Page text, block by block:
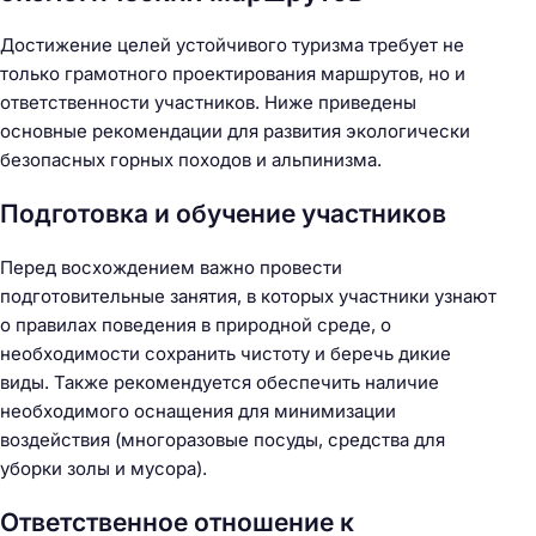
Достижение целей устойчивого туризма требует не
только грамотного проектирования маршрутов, но и
ответственности участников. Ниже приведены
основные рекомендации для развития экологически
безопасных горных походов и альпинизма.
Подготовка и обучение участников
Перед восхождением важно провести
подготовительные занятия, в которых участники узнают
о правилах поведения в природной среде, о
необходимости сохранить чистоту и беречь дикие
виды. Также рекомендуется обеспечить наличие
необходимого оснащения для минимизации
воздействия (многоразовые посуды, средства для
уборки золы и мусора).
Ответственное отношение к